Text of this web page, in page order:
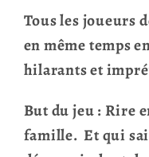
Tous les joueurs
en même temps
hilarants et
But du jeu : Rire
famille. Et qui